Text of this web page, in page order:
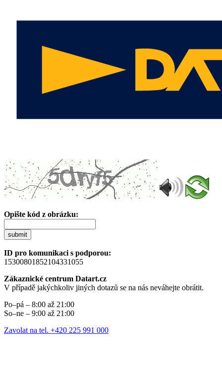
Opište kód z obrázku:
submit
ID pro komunikaci s podporou:
15300801852104331055
Zákaznické centrum Datart.cz
V případě jakýchkoliv jiných dotazů se na nás neváhejte obrátit.
Po–pá – 8:00 až 21:00
So–ne – 9:00 až 21:00
Zavolat na tel. +420 225 991 000